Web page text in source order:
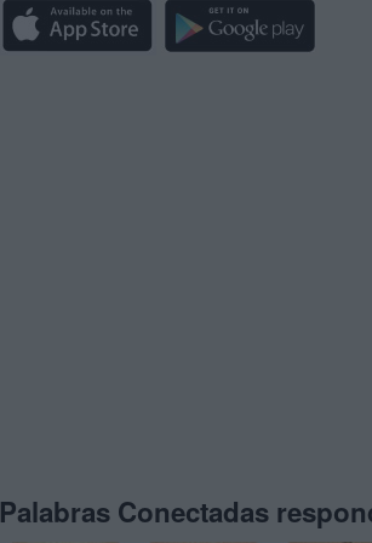
Palabras Conectadas